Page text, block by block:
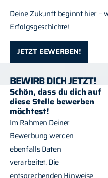
Deine Zukunft beginnt hier –
Erfolgsgeschichte!
JETZT BEWERBEN!
BEWIRB DICH JETZT!
Schön, dass du dich auf
diese Stelle bewerben
möchtest!
Im Rahmen Deiner
Bewerbung werden
ebenfalls Daten
verarbeitet. Die
entsprechenden Hinweise